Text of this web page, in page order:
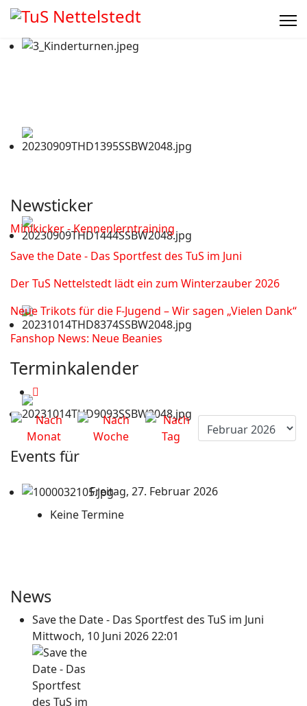
Newsticker
Minikicker - Kennenlerntraining
Save the Date - Das Sportfest des TuS im Juni
Der TuS Nettelstedt lädt ein zum Winterzauber 2026
Neue Trikots für die F-Jugend – Wir sagen „Vielen Dank“
Fanshop News: Neue Beanies
Terminkalender
Events für
Freitag, 27. Februar 2026
Keine Termine
News
Save the Date - Das Sportfest des TuS im Juni
Mittwoch, 10 Juni 2026 22:01